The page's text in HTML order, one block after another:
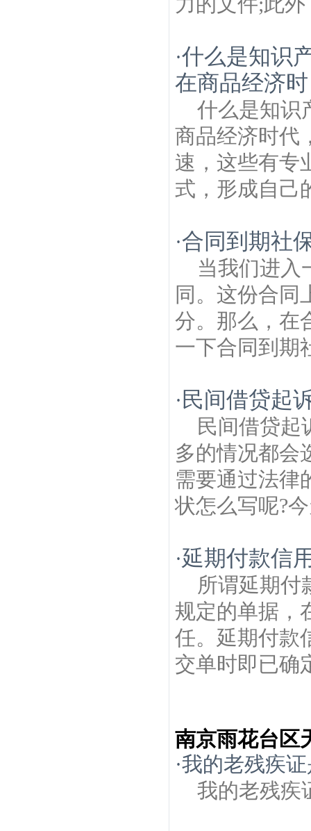
·什么是知识
在商品经济时
什么是知识
商品经济时代
速，这些有专
式，形成自己
·合同到期社
当我们进入
同。这份合同
分。那么，在
一下合同到期
· 民间借贷起
民间借贷起
多的情况都会
需要通过法律
状怎么写呢?
·延期付款信
所谓延期付
规定的单据，
任。延期付款
交单时即已确
南京雨花台区
·我的老残疾
我的老残疾